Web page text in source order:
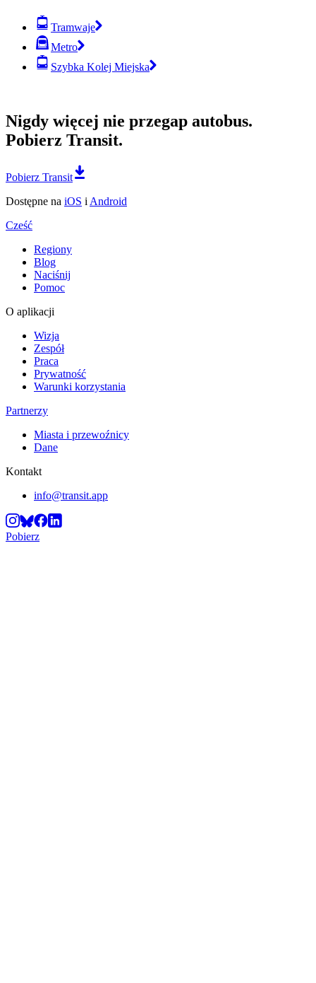
Tramwaje
Metro
Szybka Kolej Miejska
Nigdy więcej nie przegap autobus.
Pobierz Transit.
Pobierz Transit
Dostępne na iOS i Android
Cześć
Regiony
Blog
Naciśnij
Pomoc
O aplikacji
Wizja
Zespół
Praca
Prywatność
Warunki korzystania
Partnerzy
Miasta i przewoźnicy
Dane
Kontakt
info@transit.app
Pobierz